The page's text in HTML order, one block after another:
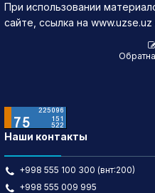
При использовании
сайте, ссылка на www.uzse.uz
Наши контакты
+998 555 100 300 (внт:200)
+998 555 009 995